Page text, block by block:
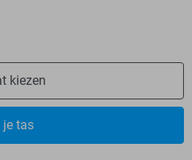
kiezen
je tas